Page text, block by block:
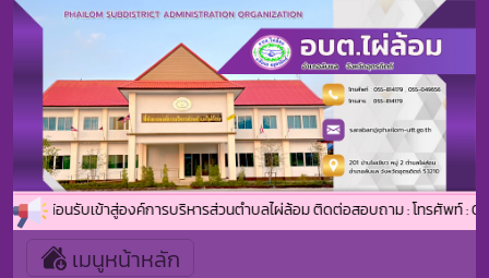
ยินดีต้อนรับเข้าสู่องค์การบริหารส่วนตำบลไผ่ล้อม ติดต่อสอบถาม : โทรศัพท์ : 0-
เมนูหน้าหลัก